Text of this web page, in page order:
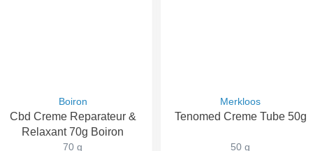
Boiron
Cbd Creme Reparateur &
Relaxant 70g Boiron
70 g
Merkloos
Tenomed Creme Tube 50g
50 g